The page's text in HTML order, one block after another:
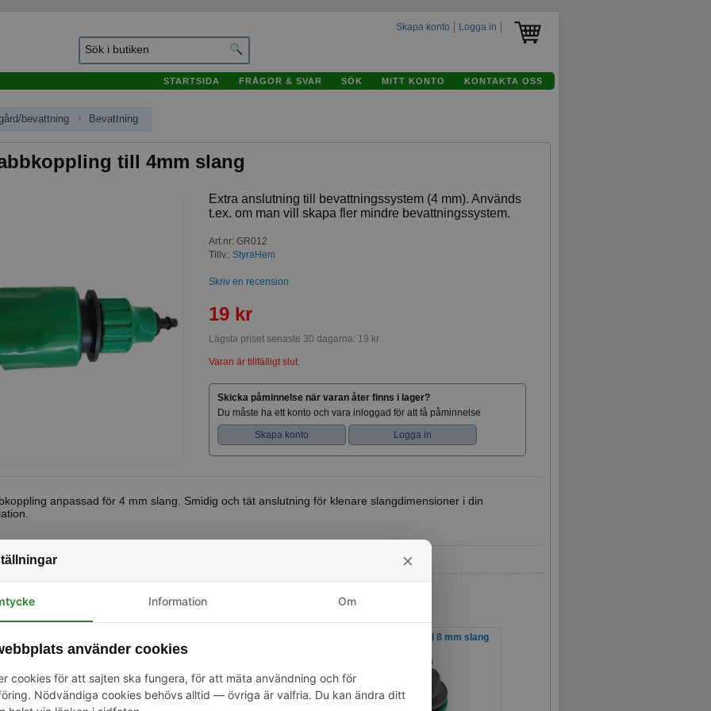
Skapa konto Logga in
STARTSIDA FRÅGOR & SVAR SÖK MITT KONTO KONTAKTA OSS
bevattning › Bevattning
till 4mm slang
Extra anslutning till bevattningssystem (4 mm). Används
t.ex. om man vill skapa fler mindre bevattningssystem.
Art.nr: GR012
Tillv.: StyraHem
Skriv en recension
19 kr
Lägsta priset senaste 30 dagarna: 19 kr
Varan är tillfälligt slut.
Skicka påminnelse när varan åter finns i lager?
Du måste ha ett konto och vara inloggad för att få påminnelse
Skapa konto
Logga in
anpassad för 4 mm slang. Smidig och tät anslutning för klenare slangdimensioner i din
SOM KÖPT DENNA PRODUKT HAR OCKSÅ KÖPT
Snabbkoppling till 8 mm slang
×
Information Om
använder cookies
cookies för att sajten ska fungera, för att mäta användning och för
Nödvändiga cookies behövs alltid — övriga är valfria. Du kan ändra ditt